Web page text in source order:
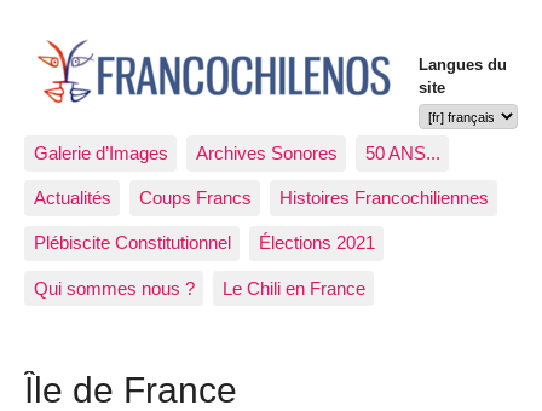
Langues du
site
Galerie d’Images Archives Sonores 50 ANS...
Actualités Coups Francs Histoires Francochiliennes
Plébiscite Constitutionnel Élections 2021
Qui sommes nous ? Le Chili en France
Île de France